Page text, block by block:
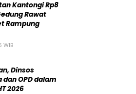
Kantongi Rp8
Rawat
Rampung
WIB
Dinsos
OPD dalam
2026